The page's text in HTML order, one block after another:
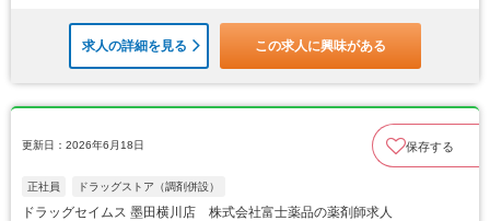
求人の詳細を見る この求人に興味がある
更新日：2026年6月18日 保存する
正社員 ドラッグストア（調剤併設）
ドラッグセイムス 墨田横川店 株式会社富士薬品の薬剤師求人